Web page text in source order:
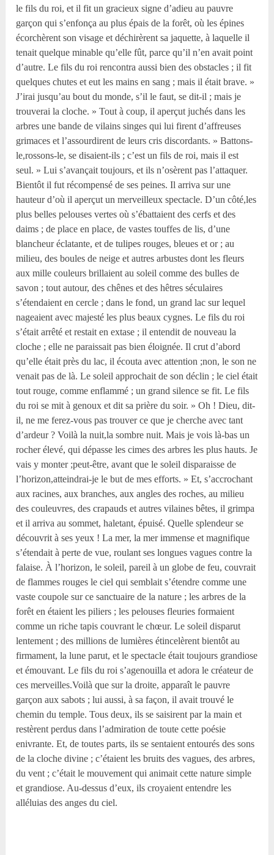
le fils du roi, et il fit un gracieux signe d’adieu au pauvre
garçon qui s’enfonça au plus épais de la forêt, où les épines
écorchèrent son visage et déchirèrent sa jaquette, à laquelle il
tenait quelque minable qu’elle fût, parce qu’il n’en avait point
d’autre. Le fils du roi rencontra aussi bien des obstacles ; il fit
quelques chutes et eut les mains en sang ; mais il était brave. »
J’irai jusqu’au bout du monde, s’il le faut, se dit-il ; mais je
trouverai la cloche. » Tout à coup, il aperçut juchés dans les
arbres une bande de vilains singes qui lui firent d’affreuses
grimaces et l’assourdirent de leurs cris discordants. » Battons-
le,rossons-le, se disaient-ils ; c’est un fils de roi, mais il est
seul. » Lui s’avançait toujours, et ils n’osèrent pas l’attaquer.
Bientôt il fut récompensé de ses peines. Il arriva sur une
hauteur d’où il aperçut un merveilleux spectacle. D’un côté,les
plus belles pelouses vertes où s’ébattaient des cerfs et des
daims ; de place en place, de vastes touffes de lis, d’une
blancheur éclatante, et de tulipes rouges, bleues et or ; au
milieu, des boules de neige et autres arbustes dont les fleurs
aux mille couleurs brillaient au soleil comme des bulles de
savon ; tout autour, des chênes et des hêtres séculaires
s’étendaient en cercle ; dans le fond, un grand lac sur lequel
nageaient avec majesté les plus beaux cygnes. Le fils du roi
s’était arrêté et restait en extase ; il entendit de nouveau la
cloche ; elle ne paraissait pas bien éloignée. Il crut d’abord
qu’elle était près du lac, il écouta avec attention ;non, le son ne
venait pas de là. Le soleil approchait de son déclin ; le ciel était
tout rouge, comme enflammé ; un grand silence se fit. Le fils
du roi se mit à genoux et dit sa prière du soir. » Oh ! Dieu, dit-
il, ne me ferez-vous pas trouver ce que je cherche avec tant
d’ardeur ? Voilà la nuit,la sombre nuit. Mais je vois là-bas un
rocher élevé, qui dépasse les cimes des arbres les plus hauts. Je
vais y monter ;peut-être, avant que le soleil disparaisse de
l’horizon,atteindrai-je le but de mes efforts. » Et, s’accrochant
aux racines, aux branches, aux angles des roches, au milieu
des couleuvres, des crapauds et autres vilaines bêtes, il grimpa
et il arriva au sommet, haletant, épuisé. Quelle splendeur se
découvrit à ses yeux ! La mer, la mer immense et magnifique
s’étendait à perte de vue, roulant ses longues vagues contre la
falaise. À l’horizon, le soleil, pareil à un globe de feu, couvrait
de flammes rouges le ciel qui semblait s’étendre comme une
vaste coupole sur ce sanctuaire de la nature ; les arbres de la
forêt en étaient les piliers ; les pelouses fleuries formaient
comme un riche tapis couvrant le chœur. Le soleil disparut
lentement ; des millions de lumières étincelèrent bientôt au
firmament, la lune parut, et le spectacle était toujours grandiose
et émouvant. Le fils du roi s’agenouilla et adora le créateur de
ces merveilles.Voilà que sur la droite, apparaît le pauvre
garçon aux sabots ; lui aussi, à sa façon, il avait trouvé le
chemin du temple. Tous deux, ils se saisirent par la main et
restèrent perdus dans l’admiration de toute cette poésie
enivrante. Et, de toutes parts, ils se sentaient entourés des sons
de la cloche divine ; c’étaient les bruits des vagues, des arbres,
du vent ; c’était le mouvement qui animait cette nature simple
et grandiose. Au-dessus d’eux, ils croyaient entendre les
alléluias des anges du ciel.